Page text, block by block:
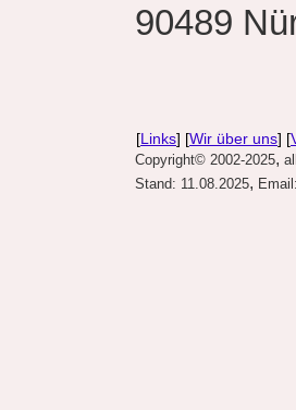
90489
[Links] [Wir über uns] [
Copyright© 2002-2025,
Stand: 11.08.2025,